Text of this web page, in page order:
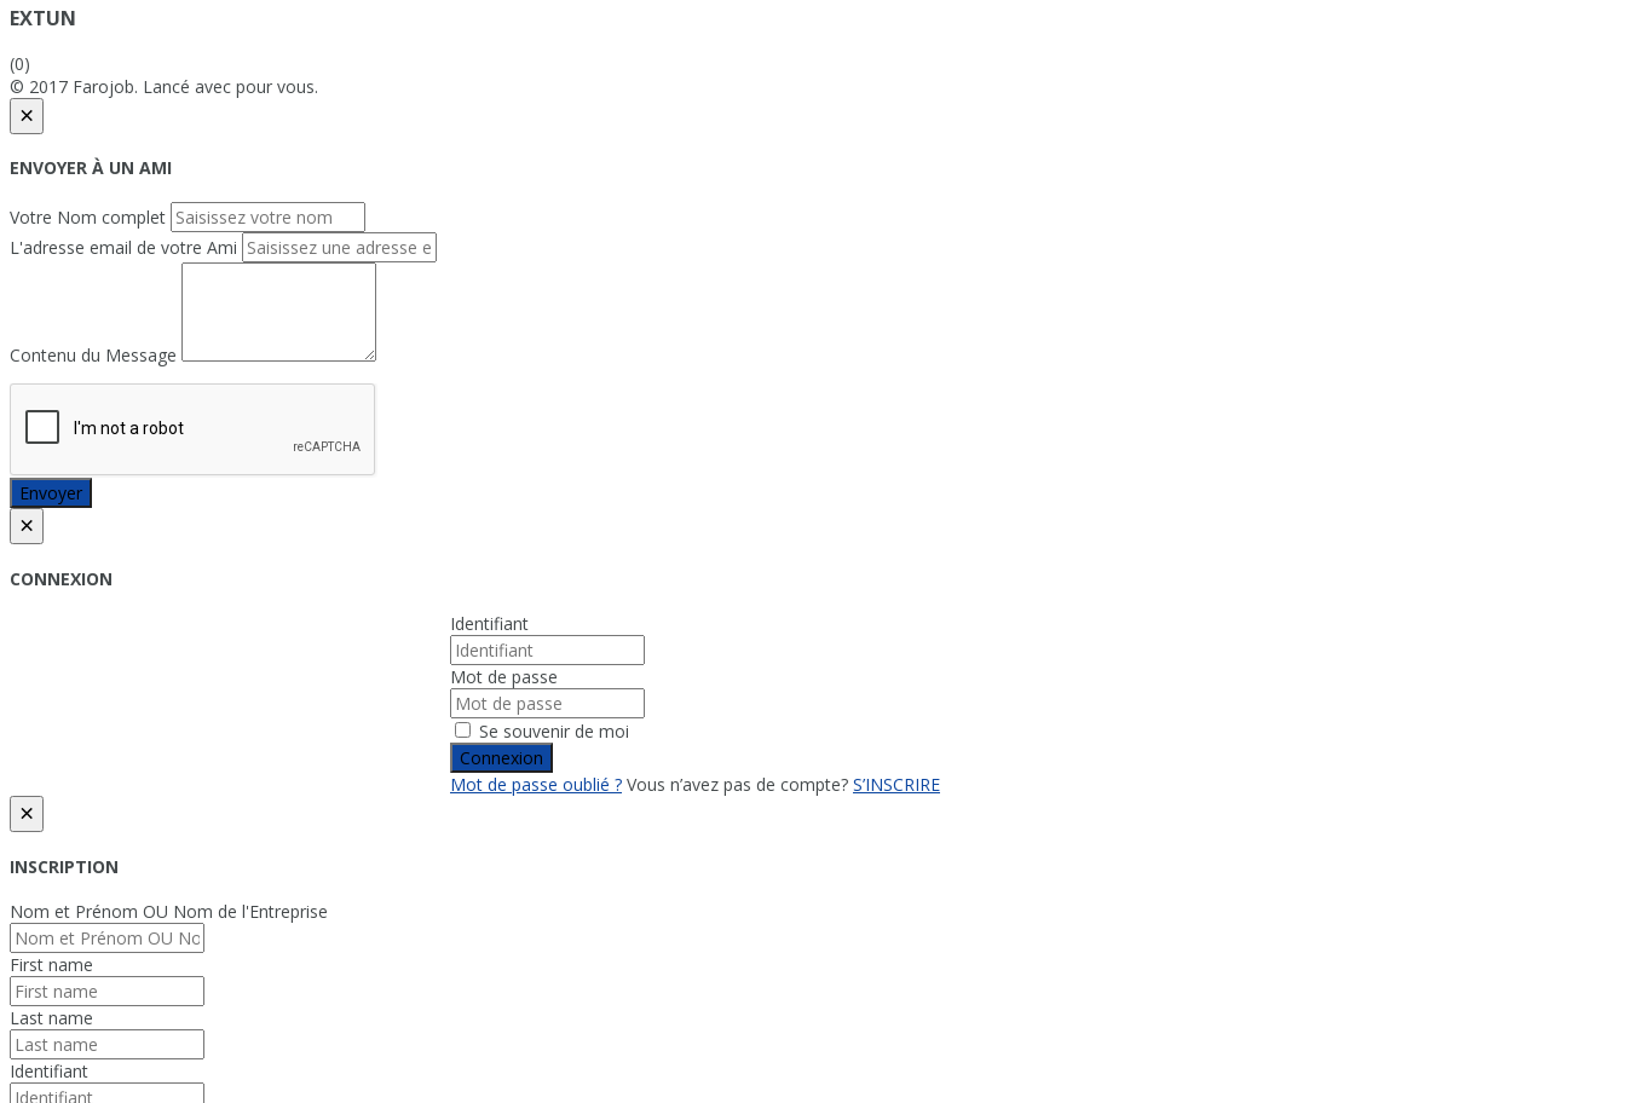
EXTUN
(0)
© 2017 Farojob. Lancé avec pour vous.
×
ENVOYER À UN AMI
Votre Nom complet
L'adresse email de votre Ami
Contenu du Message
Envoyer
×
CONNEXION
Identifiant
Mot de passe
Se souvenir de moi
Connexion
Mot de passe oublié ? Vous n’avez pas de compte? S’INSCRIRE
×
INSCRIPTION
Nom et Prénom OU Nom de l'Entreprise
First name
Last name
Identifiant